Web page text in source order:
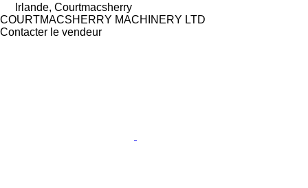
Irlande, Courtmacsherry
COURTMACSHERRY MACHINERY LTD
Contacter le vendeur